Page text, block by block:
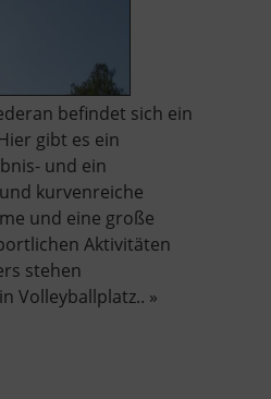
befindet sich ein
gibt es ein
und ein
kurvenreiche
und eine große
Aktivitäten
stehen
Volleyballplatz.. »